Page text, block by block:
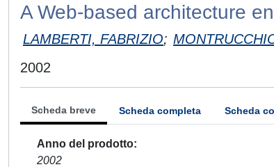
A Web-based architecture
LAMBERTI, FABRIZIO;
2002
Scheda breve Scheda completa Scheda
Anno del prodotto
2002